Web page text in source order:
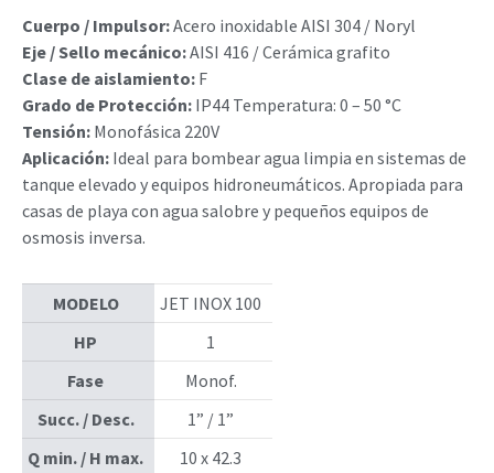
Cuerpo / Impulsor:Acero inoxidable AISI 304 / Noryl
Eje / Sello mecánico:AISI 416 / Cerámica grafito
Clase de aislamiento: F
Grado de Protección: IP44 Temperatura: 0 – 50 °C
Tensión: Monofásica 220V
Aplicación: Ideal para bombear agua limpia en sistemas de
tanque elevado y equipos hidroneumáticos. Apropiada para
casas de playa con agua salobre y pequeños equipos de
osmosis inversa.
MODELO
HP
Fase
Succ. / Desc.
Q min. / H max.
JET INOX 100
1
Monof.
1” / 1”
10 x 42.3